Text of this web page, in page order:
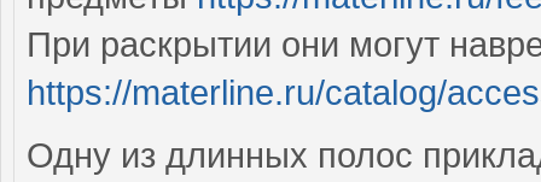
При раскрытии они могут
https://materline.ru/catalog/
Одну из длинных полос